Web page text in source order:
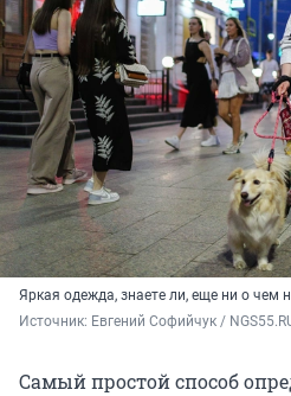
Яркая одежда, знаете ли, еще ни о чем
Источник: Евгений Софийчук /
Самый простой способ